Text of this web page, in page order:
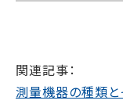
関連記事：
測量機器の種類と